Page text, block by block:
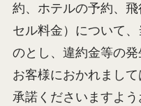
約、ホテルの予約、
セル料金）について
のとし、違約金等の発
お客様におかれまし
承諾くださいますよう